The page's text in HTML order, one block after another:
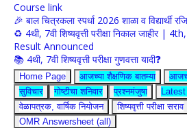
Course link
🎉 बाल चित्रकला स्पर्धा 2026 शाळा व विद्यार्थी
♻️ 4थी, 7वी शिष्यवृत्ती परीक्षा निकाल जाहीर |
Result Announced
📚 4थी, 7वी शिष्यवृत्ती परीक्षा गुणवत्ता यादी❓
Home Page आजच्या शैक्षणिक बातम्या
सुविचार
गोष्टीचा शनिवार प्रश्नमंजुषा
Latest
वेळापत्रक, वार्षिक नियोजन
शिष्यवृत्ती परीक्षा सराव
OMR Answersheet (all)